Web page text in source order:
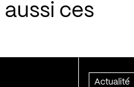
aussi ces
Actualité